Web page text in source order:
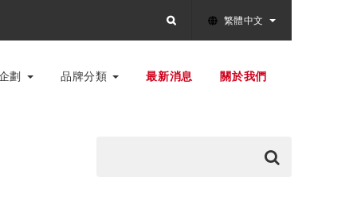
繁體中文
劃 品牌分類 最新消息 關於我們